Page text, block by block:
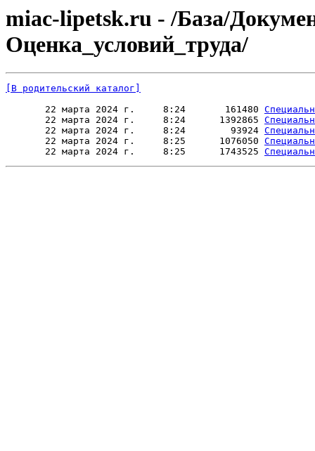
miac-lipetsk.ru - /База/
Оценка_условий_труда/
[В родительский каталог]
       22 марта 2024 г.     8:24       161480
       22 марта 2024 г.     8:24      1392865
       22 марта 2024 г.     8:24        93924
       22 марта 2024 г.     8:25      1076050
       22 марта 2024 г.     8:25      1743525